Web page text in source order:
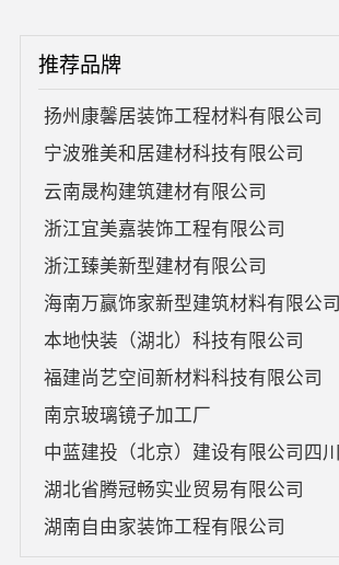
推荐品牌
扬州康馨居装饰工程材料有限公司
宁波雅美和居建材科技有限公司
云南晟构建筑建材有限公司
浙江宜美嘉装饰工程有限公司
浙江臻美新型建材有限公司
海南万赢饰家新型建筑材料有限公司
本地快装（湖北）科技有限公司
福建尚艺空间新材料科技有限公司
南京玻璃镜子加工厂
湖北省腾冠畅实业贸易有限公司
湖南自由家装饰工程有限公司